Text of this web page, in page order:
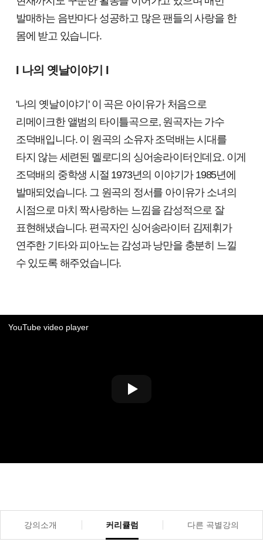
발매하는 음반마다 성공하고 많은 팬들의 사랑을 한
몸에 받고 있습니다.
I 나의 옛날이야기 I
'나의 옛날이야기' 이 곡은 아이유가 처음으로
리메이크한 앨범의 타이틀곡으로, 원곡자는 가수
조덕배입니다. 이 원곡의 소유자 조덕배는 시대를
타지 않는 세련된 멜로디의 싱어송라이터인데요. 이게
조덕배의 중학생 시절 1973년의 이야기가 1985년에
발매되었습니다. 그 원곡의 정서를 아이유가 소녀의
시점으로 마치 짝사랑하는 느낌을 감성적으로 잘
표현해냈습니다. 편곡자인 싱어송라이터 김제휘가
연주한 기타와 피아노는 감성과 낭만을 충분히 느낄
수 있도록 해주었습니다.
YouTube video player
강의소개 커리큘럼 다른 곡별강의